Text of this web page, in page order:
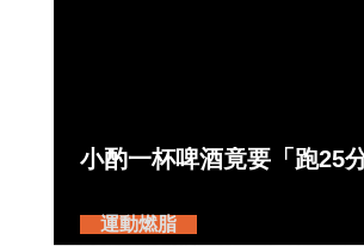
小酌一杯啤酒竟要「跑25
運動燃脂